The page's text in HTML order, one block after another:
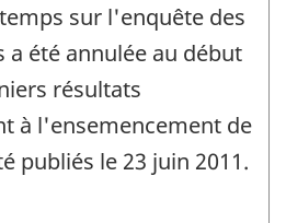
sur l'enquête des
été annulée au début
résultats
à l'ensemencement de
publiés le 23 juin 2011.